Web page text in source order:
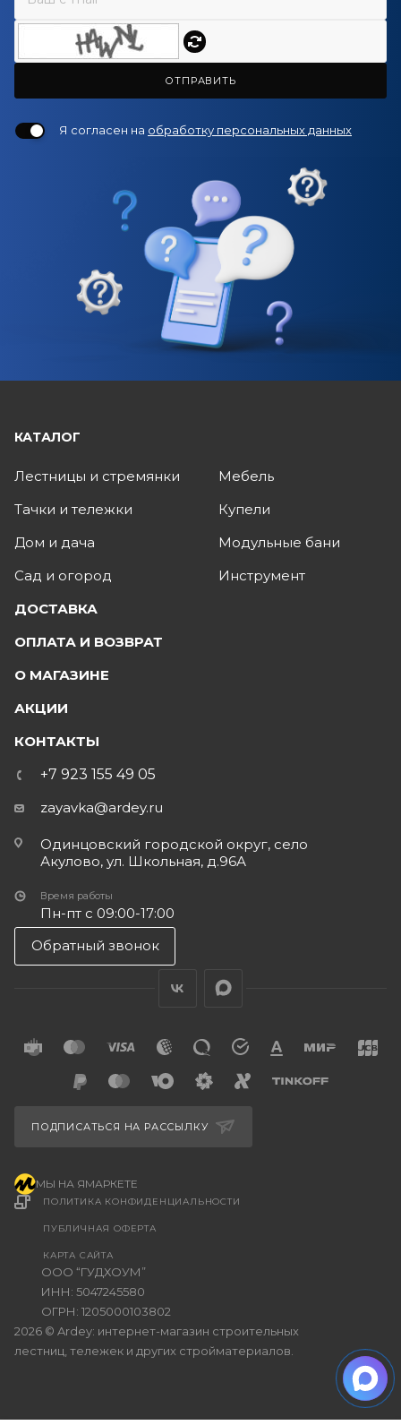
ОТПРАВИТЬ
Я согласен на обработку персональных данных
КАТАЛОГ
Лестницы и стремянки
Тачки и тележки
Дом и дача
Сад и огород
Мебель
Купели
Модульные бани
Инструмент
ДОСТАВКА
ОПЛАТА И ВОЗВРАТ
О МАГАЗИНЕ
АКЦИИ
КОНТАКТЫ
+7 923 155 49 05
zayavka@ardey.ru
Одинцовский городской округ, село
Акулово, ул. Школьная, д.96А
Время работы
Пн-пт с 09:00-17:00
Обратный звонок
2026 © Ardey: интернет-магазин строительных
лестниц, тележек и других стройматериалов.
ООО “ГУДХОУМ”
ИНН: 5047245580
ОГРН: 1205000103802
ПОЛИТИКА КОНФИДЕНЦИАЛЬНОСТИ
ПУБЛИЧНАЯ ОФЕРТА
КАРТА САЙТА
ПОДПИСАТЬСЯ НА РАССЫЛКУ
МЫ НА ЯМАРКЕТЕ